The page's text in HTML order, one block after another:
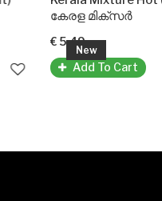
New
കേരള മിക്സർ
€ 5.49
Add To Cart